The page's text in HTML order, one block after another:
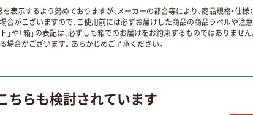
表示するよう努めておりますが、メーカーの都合等により、商品規格・仕様
がございますので、ご使用前には必ずお届けした商品の商品ラベルや注
」や「箱」の表記は、必ずしも箱でのお届けをお約束するものではありません
合がございます。あらかじめご了承ください。
ちらも検討されています